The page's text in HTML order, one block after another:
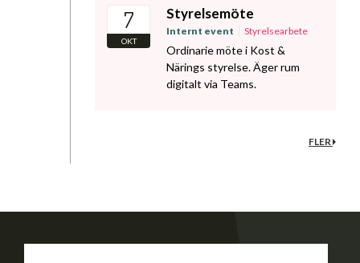
7
OKT
Styrelsemöte
Internt event Styrelsearbete
Ordinarie möte i Kost &
Närings styrelse. Äger rum
digitalt via Teams.
FLER